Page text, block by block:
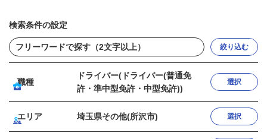
検索条件の設定
絞り込む
職種
ドライバー(ドライバー(普通免
許・準中型免許・中型免許))
選択
エリア 埼玉県その他(所沢市) 選択